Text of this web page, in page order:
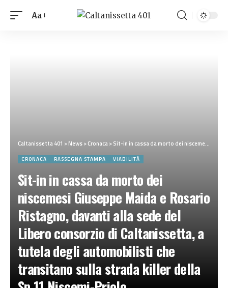
Aa
Caltanissetta 401 >News>Cronaca>Sit-in in cassa da morto dei niscemesi Giuseppe Maida e Rosario Ristagno, davanti alla sede del Libero consorzio di Caltanissetta, a tutela degli automobilisti che transitano sulla strada killer della Sp 11 Niscemi-Priolo
CRONACA RASSEGNA STAMPA VIABILITÀ
Sit-in in cassa da morto dei
niscemesi Giuseppe Maida e Rosario
Ristagno, davanti alla sede del
Libero consorzio di Caltanissetta, a
tutela degli automobilisti che
transitano sulla strada killer della